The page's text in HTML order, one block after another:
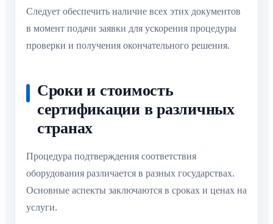
Следует обеспечить наличие всех этих документов
в момент подачи заявки для ускорения процедуры
проверки и получения окончательного решения.
Сроки и стоимость
сертификации в различных
странах
Процедура подтверждения соответствия
оборудования различается в разных государствах.
Основные аспекты заключаются в сроках и ценах на
услуги.